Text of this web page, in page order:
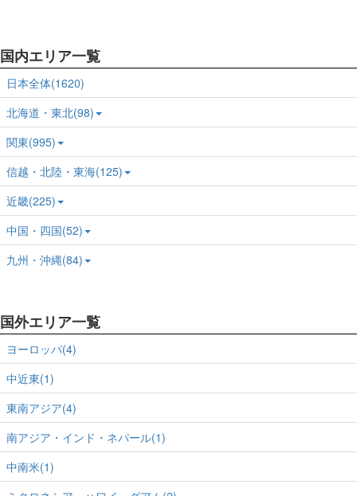
国内エリア一覧
日本全体(1620)
北海道・東北(98)
関東(995)
信越・北陸・東海(125)
近畿(225)
中国・四国(52)
九州・沖縄(84)
国外エリア一覧
ヨーロッパ(4)
中近東(1)
東南アジア(4)
南アジア・インド・ネパール(1)
中南米(1)